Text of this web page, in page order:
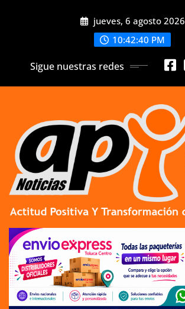
jueves, 6 agosto 2026
10:42:41 PM
Sigue nuestras redes